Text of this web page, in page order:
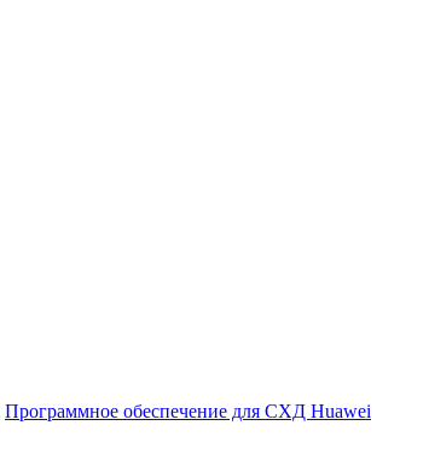
Программное обеспечение для СХД Huawei